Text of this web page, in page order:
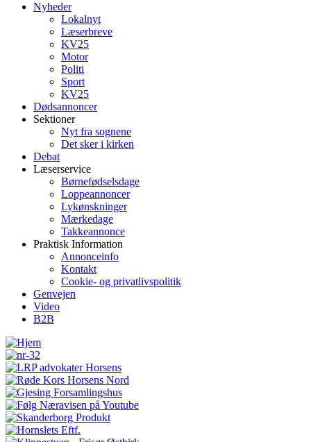
Nyheder
Lokalnyt
Læserbreve
KV25
Motor
Politi
Sport
KV25
Dødsannoncer
Sektioner
Nyt fra sognene
Det sker i kirken
Debat
Læserservice
Børnefødselsdage
Loppeannoncer
Lykønskninger
Mærkedage
Takkeannonce
Praktisk Information
Annonceinfo
Kontakt
Cookie- og privatlivspolitik
Genvejen
Video
B2B